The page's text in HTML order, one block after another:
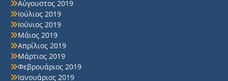
Αύγουστος 2019
Ιούλιος 2019
Ιούνιος 2019
Μάιος 2019
Απρίλιος 2019
Μάρτιος 2019
Φεβρουάριος 2019
Ιανουάριος 2019